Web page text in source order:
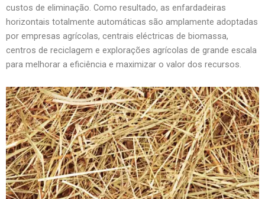
custos de eliminação. Como resultado, as enfardadeiras
horizontais totalmente automáticas são amplamente adoptadas
por empresas agrícolas, centrais eléctricas de biomassa,
centros de reciclagem e explorações agrícolas de grande escala
para melhorar a eficiência e maximizar o valor dos recursos.